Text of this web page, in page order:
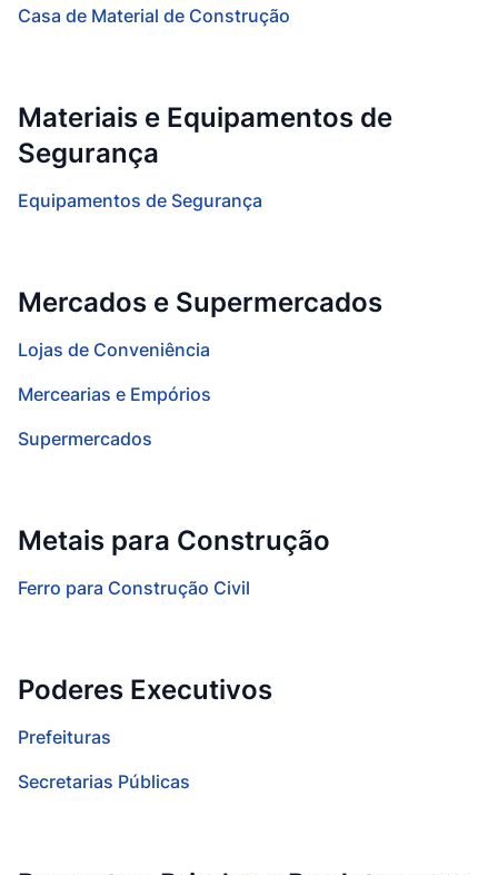
Casa de Material de Construção
Materiais e Equipamentos de
Segurança
Equipamentos de Segurança
Mercados e Supermercados
Lojas de Conveniência
Mercearias e Empórios
Supermercados
Metais para Construção
Ferro para Construção Civil
Poderes Executivos
Prefeituras
Secretarias Públicas